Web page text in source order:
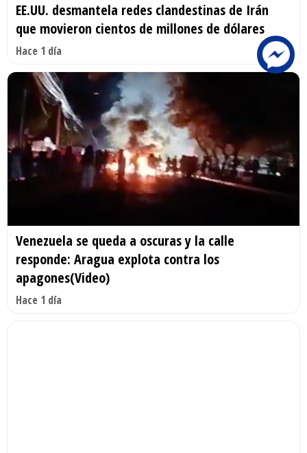
EE.UU. desmantela redes clandestinas de Irán
que movieron cientos de millones de dólares
Hace 1 día
Venezuela se queda a oscuras y la calle
responde: Aragua explota contra los
apagones(Video)
Hace 1 día